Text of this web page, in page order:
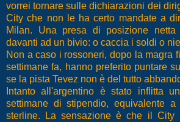
vorrei tornare sulle dichiarazioni dei
City che non le ha certo mandate a
Milan. Una presa di posizione
davanti ad un bivio: o caccia i soldi o
Non a caso i rossoneri, dopo la magra
settimane fa, hanno preferito puntare
se la pista Tevez non è del tutto
Intanto all'argentino è stato inflitta
settimane di stipendio, equivalente
sterline. La sensazione è che il City